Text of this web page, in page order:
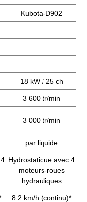
Kubota-D902
18 kW / 25 ch
3 600 tr/min
3 000 tr/min
par liquide
Hydrostatique avec 4
moteurs-roues
hydrauliques
8.2 km/h (continu)*